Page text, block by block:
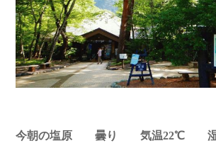
今朝の塩原 曇り 気温22℃ 湿